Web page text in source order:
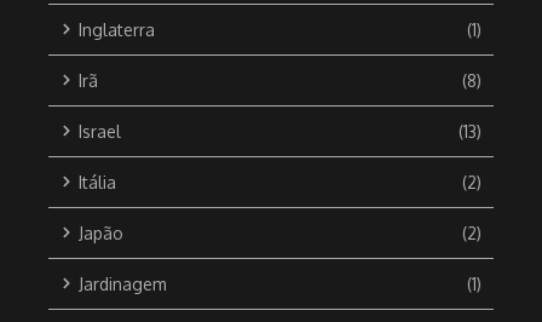
Inglaterra (1)
Irã (8)
Israel (13)
Itália (2)
Japão (2)
Jardinagem (1)